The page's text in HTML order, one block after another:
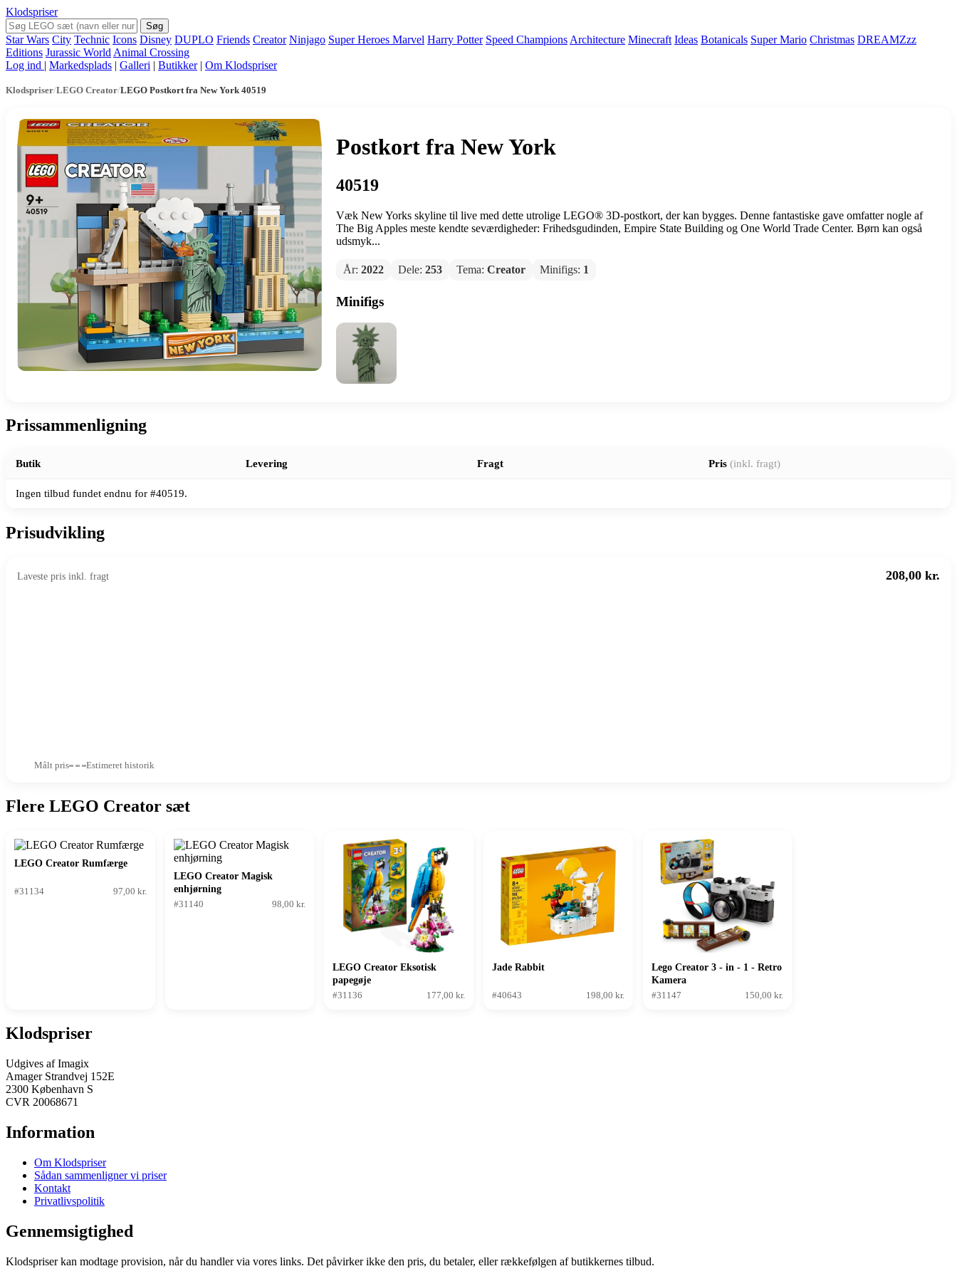
Klodspriser
Søg
Star Wars City Technic Icons Disney DUPLO Friends Creator Ninjago Super Heroes Marvel Harry Potter Speed Champions Architecture Minecraft Ideas Botanicals Super Mario Christmas DREAMZzz
Editions Jurassic World Animal Crossing
Log ind | Markedsplads | Galleri | Butikker | Om Klodspriser
Klodspriser/LEGO Creator/LEGO Postkort fra New York 40519
Postkort fra New York
40519
Væk New Yorks skyline til live med dette utrolige LEGO® 3D-postkort, der kan bygges. Denne fantastiske gave omfatter nogle af
The Big Apples meste kendte seværdigheder: Frihedsgudinden, Empire State Building og One World Trade Center. Børn kan også
udsmyk...
År: 2022 Dele: 253 Tema: Creator Minifigs: 1
Minifigs
Prissammenligning
Butik Levering Fragt Pris (inkl. fragt)
Ingen tilbud fundet endnu for #40519.
Prisudvikling
Laveste pris inkl. fragt 208,00 kr.
Målt pris Estimeret historik
Flere LEGO Creator sæt
LEGO Creator Rumfærge
#31134 97,00 kr.
LEGO Creator Magisk
enhjørning
#31140
98,00 kr.
LEGO Creator Eksotisk
papegøje
#31136
177,00 kr.
Jade Rabbit
#40643 198,00 kr.
Lego Creator 3 - in - 1 - Retro
Kamera
#31147
150,00 kr.
Klodspriser
Udgives af Imagix
Amager Strandvej 152E
2300 København S
CVR 20068671
Information
Om Klodspriser
Sådan sammenligner vi priser
Kontakt
Privatlivspolitik
Gennemsigtighed
Klodspriser kan modtage provision, når du handler via vores links. Det påvirker ikke den pris, du betaler, eller rækkefølgen af butikkernes tilbud.